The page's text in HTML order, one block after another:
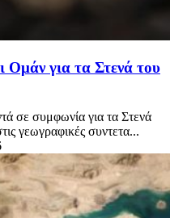
Ομάν για τα Στενά του
σε συμφωνία για τα Στενά
γεωγραφικές συντετα...